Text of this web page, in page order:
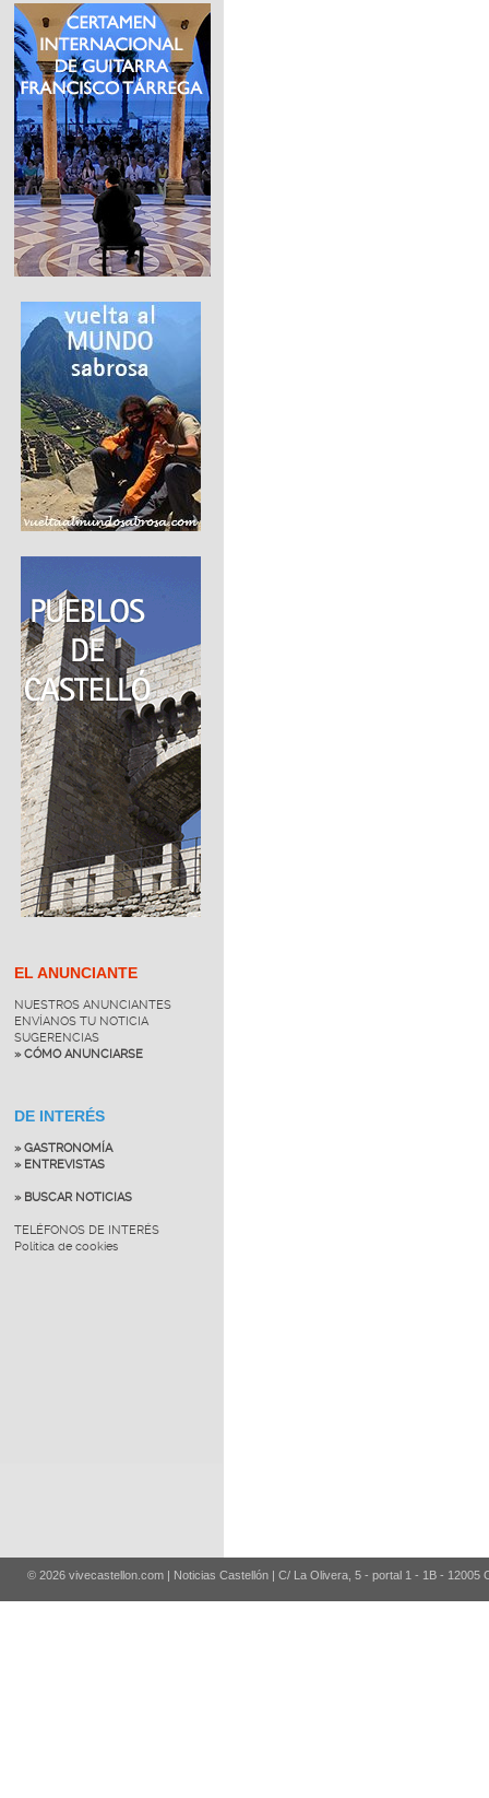
EL ANUNCIANTE
NUESTROS ANUNCIANTES
ENVÍANOS TU NOTICIA
SUGERENCIAS
» CÓMO ANUNCIARSE
DE INTERÉS
» GASTRONOMÍA
» ENTREVISTAS
» BUSCAR NOTICIAS
TELÉFONOS DE INTERÉS
Política de cookies
© 2026 vivecastellon.com | Noticias Castellón | C/ La Olivera, 5 - portal 1 - 1B - 12005